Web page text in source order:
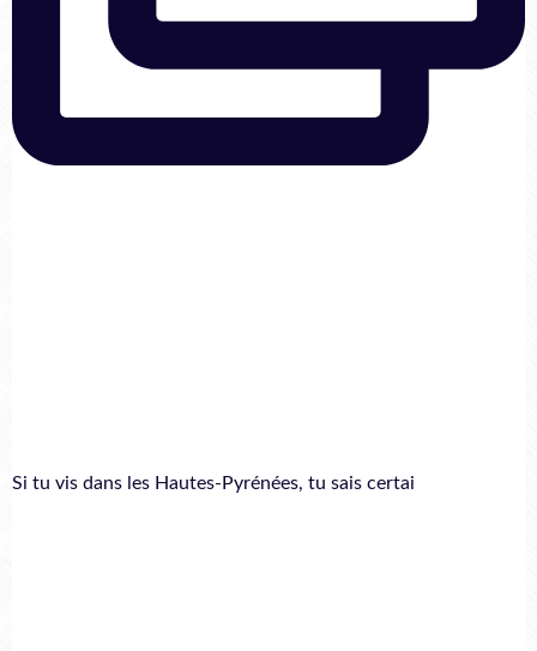
Si tu vis dans les Hautes-Pyrénées, tu sais certai